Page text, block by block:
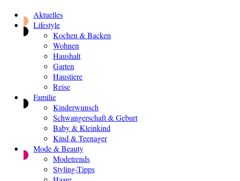
Aktuelles
Lifestyle
Kochen & Backen
Wohnen
Haushalt
Garten
Haustiere
Reise
Familie
Kinderwunsch
Schwangerschaft & Geburt
Baby & Kleinkind
Kind & Teenager
Mode & Beauty
Modetrends
Styling-Tipps